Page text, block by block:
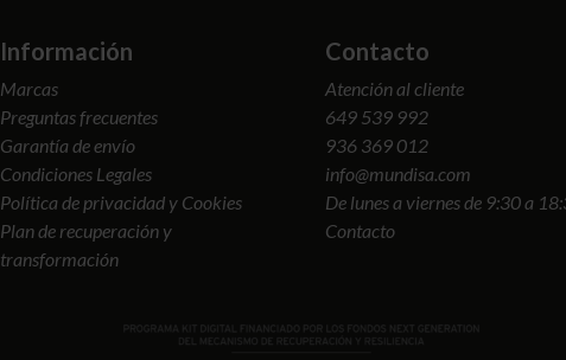
Información
Marcas
Preguntas frecuentes
Garantía de envío
Condiciones Legales
Política de privacidad y Cookies
Plan de recuperación y
transformación
Contacto
Atención al cliente
649 539 992
936 369 012
info@mundisa.com
De lunes a viernes de 9:30 a
Contacto